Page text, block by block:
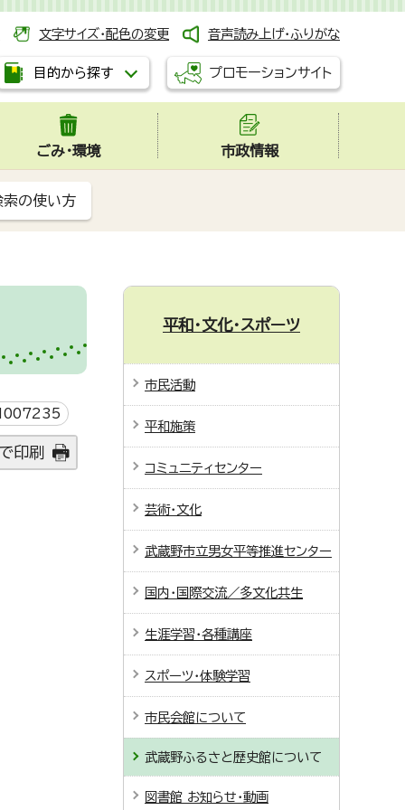
文字サイズ・配色の変更 音声読み上げ・ふりがな
目的から探す プロモーションサイト
ごみ・環境 市政情報
索の使い方
1007235
印刷
平和・文化・スポーツ
市民活動
平和施策
コミュニティセンター
芸術・文化
武蔵野市立男女平等推進センター
国内・国際交流／多文化共生
生涯学習・各種講座
スポーツ・体験学習
市民会館について
武蔵野ふるさと歴史館について
図書館 お知らせ・動画